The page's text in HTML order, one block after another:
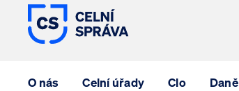
O nás Celní úřady Clo Daně